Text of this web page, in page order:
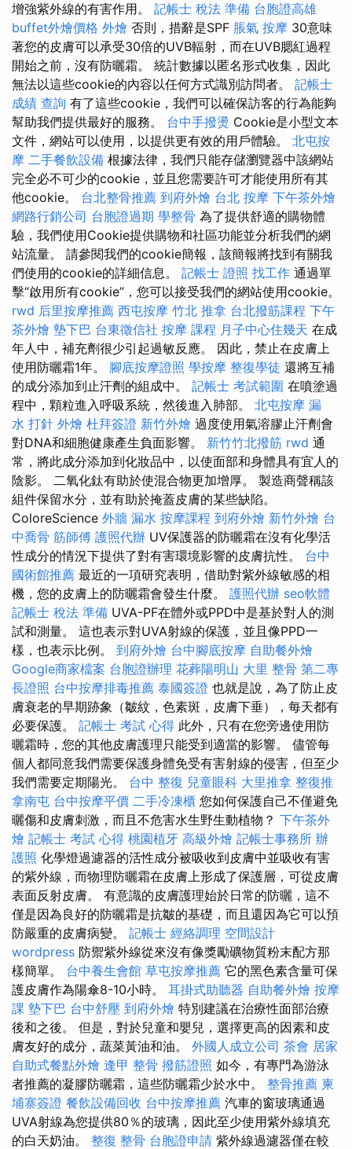
增強紫外線的有害作用。 記帳士 稅法 準備 台胞證高雄
buffet外燴價格 外燴 否則，措辭是SPF 脹氣 按摩 30意味
著您的皮膚可以承受30倍的UVB輻射，而在UVB腮紅過程
開始之前，沒有防曬霜。 統計數據以匿名形式收集，因此
無法以這些cookie的內容以任何方式識別訪問者。 記帳士
成績 查詢 有了這些cookie，我們可以確保訪客的行為能夠
幫助我們提供最好的服務。 台中手撥燙 Cookie是小型文本
文件，網站可以使用，以提供更有效的用戶體驗。 北屯按
摩 二手餐飲設備 根據法律，我們只能存儲瀏覽器中該網站
完全必不可少的cookie，並且您需要許可才能使用所有其
他cookie。 台北整骨推薦 到府外燴 台北 按摩 下午茶外燴
網路行銷公司 台胞證過期 學整骨 為了提供舒適的購物體
驗，我們使用Cookie提供購物和社區功能並分析我們的網
站流量。 請參閱我們的cookie簡報，該簡報將找到有關我
們使用的cookie的詳細信息。 記帳士 證照 找工作 通過單
擊“啟用所有cookie”，您可以接受我們的網站使用cookie。
rwd 后里按摩推薦 西屯按摩 竹北 推拿 台北撥筋課程 下午
茶外燴 墊下巴 台東徵信社 按摩 課程 月子中心住幾天 在成
年人中，補充劑很少引起過敏反應。 因此，禁止在皮膚上
使用防曬霜1年。 腳底按摩證照 學按摩 整復學徒 還將互補
的成分添加到止汗劑的組成中。 記帳士 考試範圍 在噴塗過
程中，顆粒進入呼吸系統，然後進入肺部。 北屯按摩 漏
水 打針 外燴 杜拜簽證 新竹外燴 過度使用氣溶膠止汗劑會
對DNA和細胞健康產生負面影響。 新竹竹北撥筋 rwd 通
常，將此成分添加到化妝品中，以使面部和身體具有宜人的
陰影。 二氧化鈦有助於使混合物更加增厚。 製造商聲稱該
組件保留水分，並有助於掩蓋皮膚的某些缺陷。
ColoreScience 外牆 漏水 按摩課程 到府外燴 新竹外燴 台
中喬骨 筋師傅 護照代辦 UV保護器的防曬霜在沒有化學活
性成分的情況下提供了對有害環境影響的皮膚抗性。 台中
國術館推薦 最近的一項研究表明，借助對紫外線敏感的相
機，您的皮膚上的防曬霜會發生什麼。 護照代辦 seo軟體
記帳士 稅法 準備 UVA-PF在體外或PPD中是基於對人的測
試和測量。 這也表示對UVA射線的保護，並且像PPD一
樣，也表示比例。 到府外燴 台中腳底按摩 自助餐外燴
Google商家檔案 台胞證辦理 花葬陽明山 大里 整骨 第二專
長證照 台中按摩排毒推薦 泰國簽證 也就是說，為了防止皮
膚衰老的早期跡象（皺紋，色素斑，皮膚下垂），每天都有
必要保護。 記帳士 考試 心得 此外，只有在您旁邊使用防
曬霜時，您的其他皮膚護理只能受到適當的影響。 儘管每
個人都同意我們需要保護身體免受有害射線的侵害，但至少
我們需要定期陽光。 台中 整復 兒童眼科 大里推拿 整復推
拿南屯 台中按摩平價 二手冷凍櫃 您如何保護自己不僅避免
曬傷和皮膚刺激，而且不危害水生野生動植物？ 下午茶外
燴 記帳士 考試 心得 桃園植牙 高級外燴 記帳士事務所 辦
護照 化學燈過濾器的活性成分被吸收到皮膚中並吸收有害
的紫外線，而物理防曬霜在皮膚上形成了保護層，可從皮膚
表面反射皮膚。 有意識的皮膚護理始於日常的防曬，這不
僅是因為良好的防曬霜是抗皺的基礎，而且還因為它可以預
防嚴重的皮膚病變。 記帳士 經絡調理 空間設計
wordpress 防禦紫外線從來沒有像獎勵礦物質粉末配方那
樣簡單。 台中養生會館 草屯按摩推薦 它的黑色素含量可保
護皮膚作為陽傘8-10小時。 耳掛式助聽器 自助餐外燴 按摩
課 墊下巴 台中舒壓 到府外燴 特別建議在治療性面部治療
後和之後。 但是，對於兒童和嬰兒，選擇更高的因素和皮
膚友好的成分，蔬菜黃油和油。 外國人成立公司 茶會 居家
自助式餐點外燴 逢甲 整骨 撥筋證照 如今，有專門為游泳
者推薦的凝膠防曬霜，這些防曬霜少於水中。 整骨推薦 柬
埔寨簽證 餐飲設備回收 台中按摩推薦 汽車的窗玻璃通過
UVA射線為您提供80％的玻璃，因此至少使用紫外線填充
的白天奶油。 整復 整骨 台胞證申請 紫外線過濾器僅在較